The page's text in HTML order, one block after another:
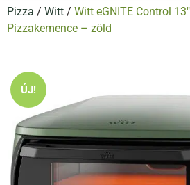
Pizza / Witt / Witt eGNITE Control
Pizzakemence – zöld
ÚJ!